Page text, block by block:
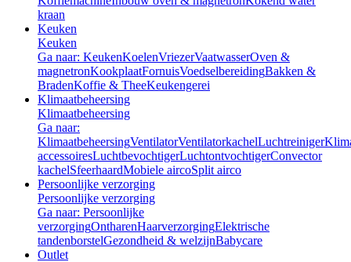
kraan
Keuken
Keuken
Ga naar: KeukenKoelenVriezerVaatwasserOven &
magnetronKookplaatFornuisVoedselbereidingBakken &
BradenKoffie & TheeKeukengerei
Klimaatbeheersing
Klimaatbeheersing
Ga naar:
KlimaatbeheersingVentilatorVentilatorkachelLuchtreiniger
accessoiresLuchtbevochtigerLuchtontvochtigerConvector
kachelSfeerhaardMobiele aircoSplit airco
Persoonlijke verzorging
Persoonlijke verzorging
Ga naar: Persoonlijke
verzorgingOntharenHaarverzorgingElektrische
tandenborstelGezondheid & welzijnBabycare
Outlet